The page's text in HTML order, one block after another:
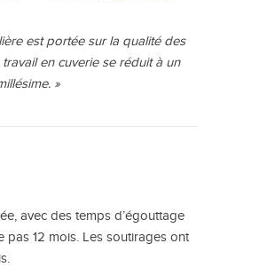
est portée sur la qualité des
en cuverie se réduit à un
»
avec des temps d’égouttage
pas 12 mois. Les soutirages ont